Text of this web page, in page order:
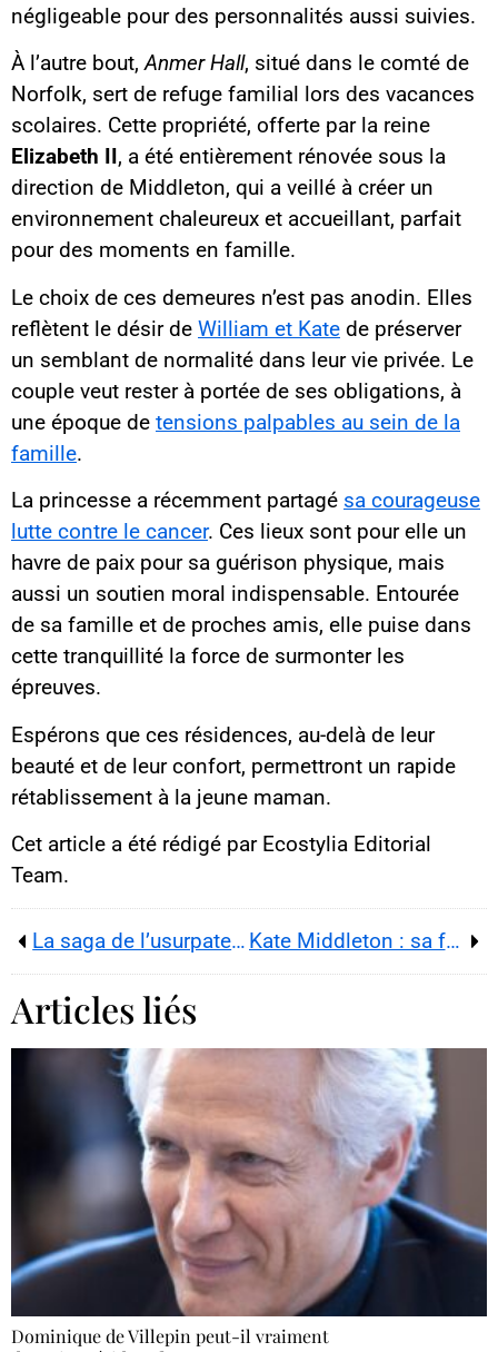
négligeable pour des personnalités aussi suivies.
À l’autre bout,Anmer Hall, situé dans le comté de
Norfolk, sert de refuge familial lors des vacances
scolaires. Cette propriété, offerte par la reine
Elizabeth II, a été entièrement rénovée sous la
direction de Middleton, qui a veillé à créer un
environnement chaleureux et accueillant, parfait
pour des moments en famille.
Le choix de ces demeures n’est pas anodin. Elles
reflètent le désir de William et Kate de préserver
un semblant de normalité dans leur vie privée. Le
couple veut rester à portée de ses obligations, à
une époque de tensions palpables au sein de la
famille.
La princesse a récemment partagé sa courageuse
lutte contre le cancer. Ces lieux sont pour elle un
havre de paix pour sa guérison physique, mais
aussi un soutien moral indispensable. Entourée
de sa famille et de proches amis, elle puise dans
cette tranquillité la force de surmonter les
épreuves.
Espérons que ces résidences, au-delà de leur
beauté et de leur confort, permettront un rapide
rétablissement à la jeune maman.
Cet article a été rédigé par Ecostylia Editorial
Team.
La saga de l’usurpateur de Manhattan Kate Middleton : sa famille aussi est frappée
Articles liés
Dominique de Villepin peut-il vraiment